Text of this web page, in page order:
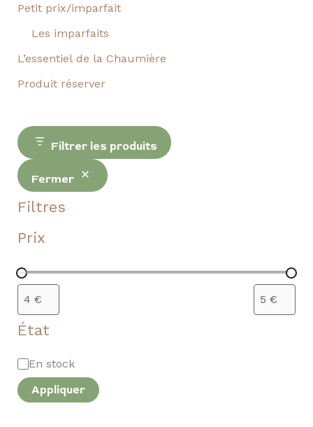
Petit prix/imparfait
Les imparfaits
L’essentiel de la Chaumière
Produit réserver
Filtrer les produits
Fermer
Filtres
Prix
État
En stock
Appliquer